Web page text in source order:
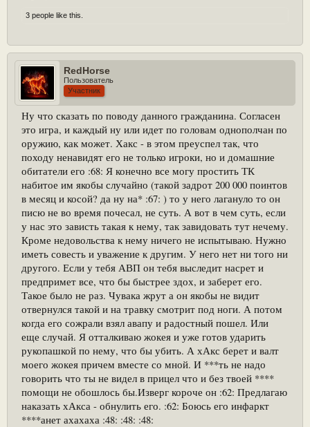
3 people like this.
RedHorse
Пользователь
Участник
Ну что сказать по поводу данного гражданина. Согласен
это игра, и каждый ну или идет по головам однополчан по
оружию, как может. Хакс - в этом преуспел так, что
походу ненавидят его не только игроки, но и домашние
обитатели его :68: Я конечно все могу простить ТК
набитое им якобы случайно (такой задрот 200 000 поинтов
в месяц и косой? да ну на* :67: ) то у него лагануло то он
писю не во время почесал, не суть. А вот в чем суть, если
у нас это зависть такая к нему, так завидовать тут нечему.
Кроме недовольства к нему ничего не испытываю. Нужно
иметь совесть и уважение к другим. У него нет ни того ни
другого. Если у тебя АВП он тебя выследит насрет и
предпримет все, что бы быстрее здох, и заберет его.
Такое было не раз. Чувака жрут а он якобы не видит
отвернулся такой и на травку смотрит под ноги. А потом
когда его сожрали взял авапу и радостный пошел. Или
еще случай. Я отталкиваю жокея и уже готов ударить
рукопашкой по нему, что бы убить. А хАкс берет и валт
моего жокея причем вместе со мной. И ***ть не надо
говорить что ты не видел в прицел что и без твоей ****
помощи не обошлось бы.Изверг короче он :62: Предлагаю
наказать хАкса - обнулить его. :62: Боюсь его инфаркт
****анет ахахаха :48: :48: :48: